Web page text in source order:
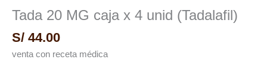
Tada 20 MG caja x 4 unid (Tadalafil)
S/ 44.00
venta con receta médica
x
4
unid